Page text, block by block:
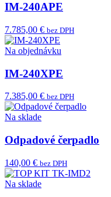
IM-240APE
7.785,00 € bez DPH
Na objednávku
IM-240XPE
7.385,00 € bez DPH
Na sklade
Odpadové čerpadlo
140,00 € bez DPH
Na sklade